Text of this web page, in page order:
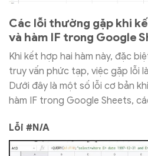
Các lỗi thường gặp khi
và hàm IF trong Google
Khi kết hợp hai hàm này, đặc
truy vấn phức tạp, việc gặp lỗi
Dưới đây là một số lỗi cơ bản
hàm IF trong Google Sheets,
Lỗi #N/A